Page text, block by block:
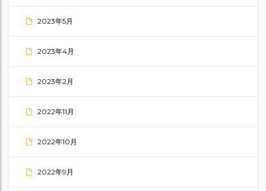
2023年5月
2023年4月
2023年2月
2022年11月
2022年10月
2022年9月